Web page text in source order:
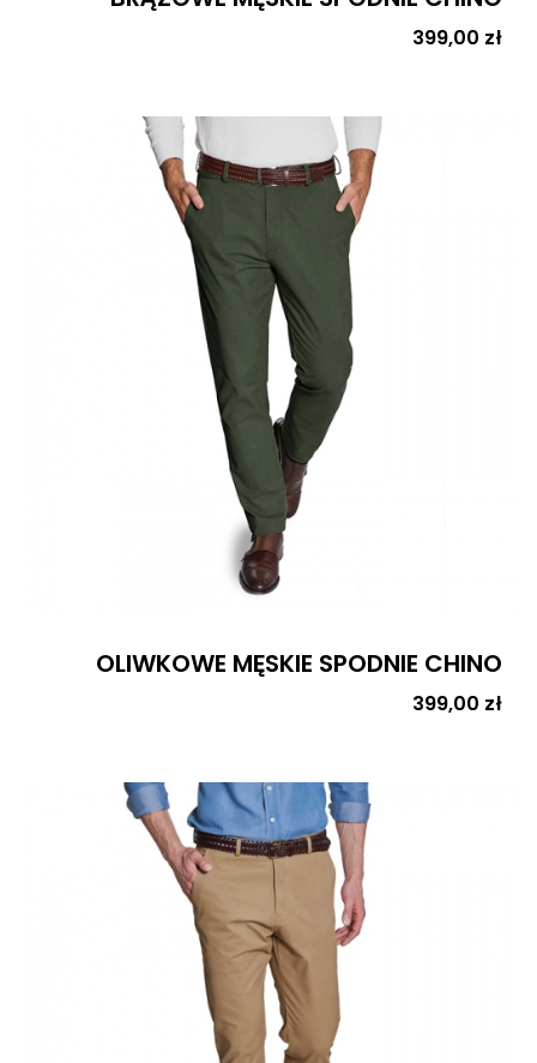
Cena
399,00 zł
OLIWKOWE MĘSKIE SPODNIE CHINO
Cena
399,00 zł